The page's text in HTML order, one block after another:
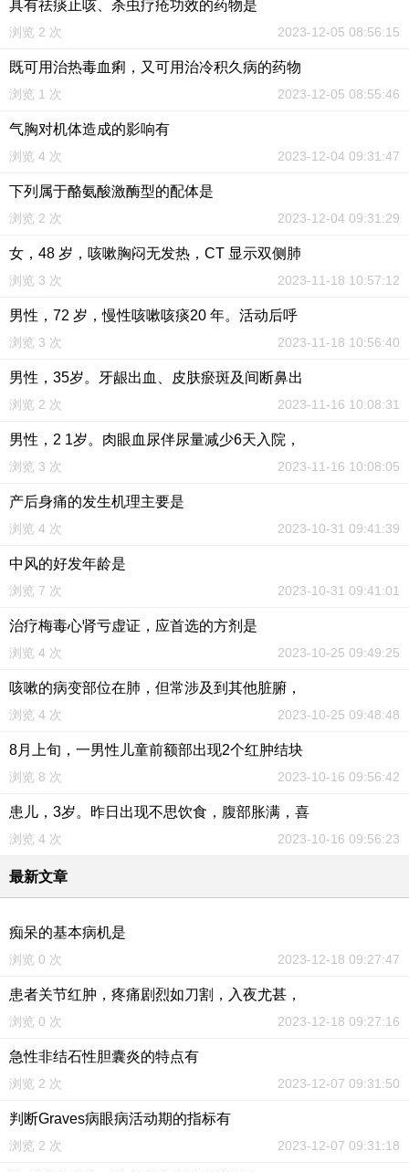
具有祛痰止咳、杀虫疗疮功效的药物是
浏览 2 次 2023-12-05 08:56:15
既可用治热毒血痢，又可用治冷积久病的药物
浏览 1 次 2023-12-05 08:55:46
气胸对机体造成的影响有
浏览 4 次 2023-12-04 09:31:47
下列属于酪氨酸激酶型的配体是
浏览 2 次 2023-12-04 09:31:29
女，48 岁，咳嗽胸闷无发热，CT 显示双侧肺
浏览 3 次 2023-11-18 10:57:12
男性，72 岁，慢性咳嗽咳痰20 年。活动后呼
浏览 3 次 2023-11-18 10:56:40
男性，35岁。牙龈出血、皮肤瘀斑及间断鼻出
浏览 2 次 2023-11-16 10:08:31
男性，2 1岁。肉眼血尿伴尿量减少6天入院，
浏览 3 次 2023-11-16 10:08:05
产后身痛的发生机理主要是
浏览 4 次 2023-10-31 09:41:39
中风的好发年龄是
浏览 7 次 2023-10-31 09:41:01
治疗梅毒心肾亏虚证，应首选的方剂是
浏览 4 次 2023-10-25 09:49:25
咳嗽的病变部位在肺，但常涉及到其他脏腑，
浏览 4 次 2023-10-25 09:48:48
8月上旬，一男性儿童前额部出现2个红肿结块
浏览 8 次 2023-10-16 09:56:42
患儿，3岁。昨日出现不思饮食，腹部胀满，喜
浏览 4 次 2023-10-16 09:56:23
最新文章
痴呆的基本病机是
浏览 0 次 2023-12-18 09:27:47
患者关节红肿，疼痛剧烈如刀割，入夜尤甚，
浏览 0 次 2023-12-18 09:27:16
急性非结石性胆囊炎的特点有
浏览 2 次 2023-12-07 09:31:50
判断Graves病眼病活动期的指标有
浏览 2 次 2023-12-07 09:31:18